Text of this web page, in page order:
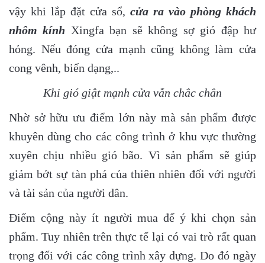
vậy khi lắp đặt cửa sổ, cửa ra vào phòng khách
nhôm kính Xingfa bạn sẽ không sợ gió đập hư
hỏng. Nếu đóng cửa mạnh cũng không làm cửa
cong vênh, biến dạng,..
Khi gió giật mạnh cửa vẫn chắc chắn
Nhờ sở hữu ưu điểm lớn này mà sản phẩm được
khuyên dùng cho các công trình ở khu vực thường
xuyên chịu nhiều gió bão. Vì sản phẩm sẽ giúp
giảm bớt sự tàn phá của thiên nhiên đối với người
và tài sản của người dân.
Điểm cộng này ít người mua để ý khi chọn sản
phẩm. Tuy nhiên trên thực tế lại có vai trò rất quan
trọng đối với các công trình xây dựng. Do đó ngày